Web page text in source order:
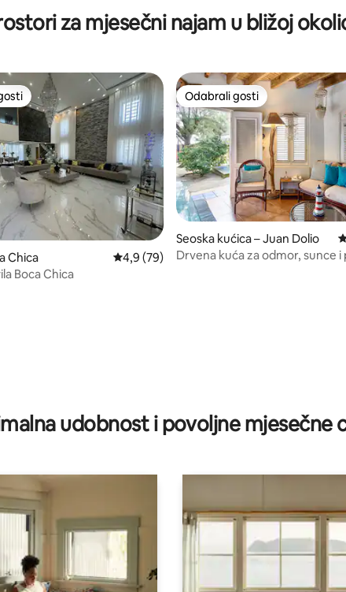
za mjesečni najam u bližoj
145
Chica Prosječna ocjena: 4,9/5, recenzija: 79
4,9 (79)
Boca Chica
Odabrali gosti
Odabrali gosti
Seoska kućica – Juan Dolio
Drvena kuća za odmor, sunce i
udobnost i povoljne mjesečne